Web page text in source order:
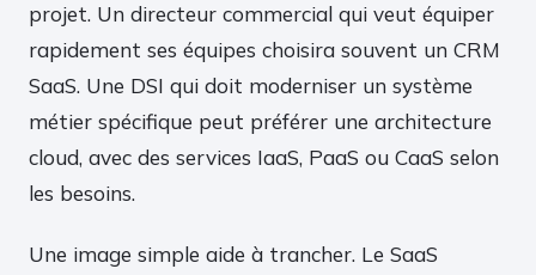
projet. Un directeur commercial qui veut équiper
rapidement ses équipes choisira souvent un CRM
SaaS. Une DSI qui doit moderniser un système
métier spécifique peut préférer une architecture
cloud, avec des services IaaS, PaaS ou CaaS selon
les besoins.
Une image simple aide à trancher. Le SaaS